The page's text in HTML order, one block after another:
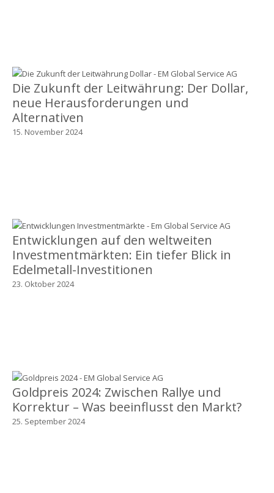
Die Zukunft der Leitwährung: Der Dollar,
neue Herausforderungen und
Alternativen
15. November 2024
Entwicklungen auf den weltweiten
Investmentmärkten: Ein tiefer Blick in
Edelmetall-Investitionen
23. Oktober 2024
Goldpreis 2024: Zwischen Rallye und
Korrektur – Was beeinflusst den Markt?
25. September 2024